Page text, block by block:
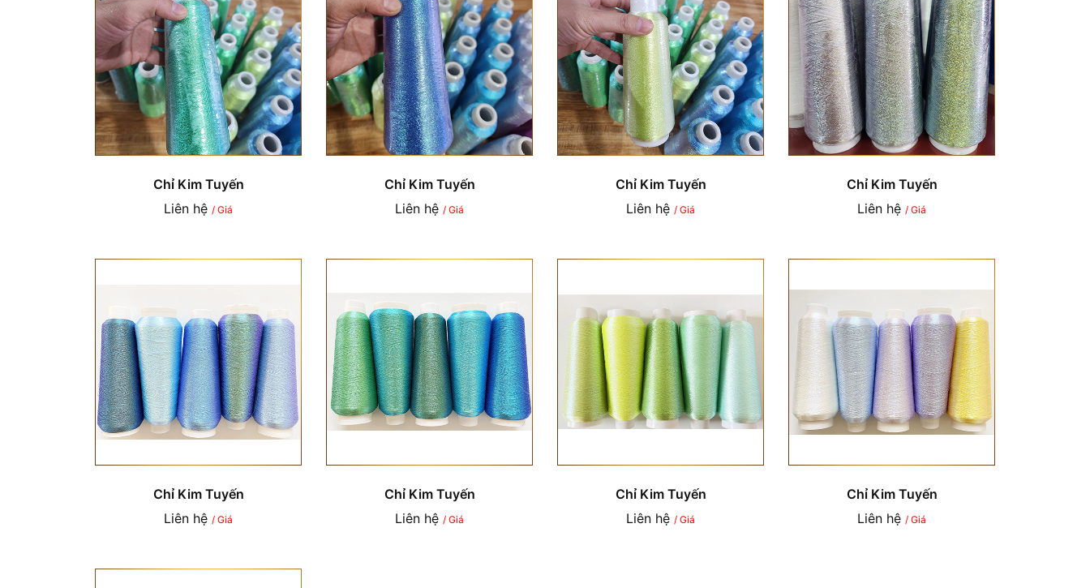
Chỉ Kim Tuyến
Liên hệ / Giá
Chỉ Kim Tuyến
Liên hệ / Giá
Chỉ Kim Tuyến
Liên hệ / Giá
Chỉ Kim Tuyến
Liên hệ / Giá
Chỉ Kim Tuyến
Liên hệ / Giá
Chỉ Kim Tuyến
Liên hệ / Giá
Chỉ Kim Tuyến
Liên hệ / Giá
Chỉ Kim Tuyến
Liên hệ / Giá